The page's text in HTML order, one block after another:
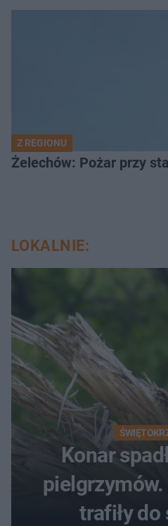
Z REGIONU
Żelechów: Pożar przy
LOKALNIE:
Konar
trafiły do